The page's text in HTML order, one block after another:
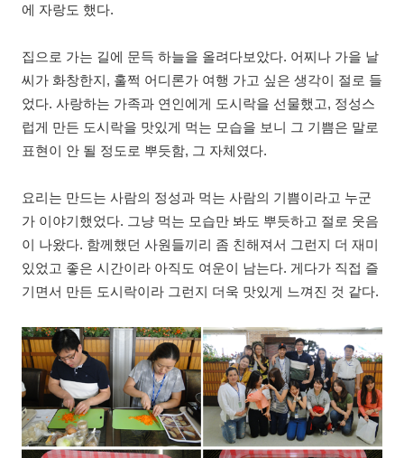
에 자랑도 했다.
집으로 가는 길에 문득 하늘을 올려다보았다. 어찌나 가을 날
씨가 화창한지 , 훌쩍 어디론가 여행 가고 싶은 생각이 절로 들
었다. 사랑하는 가족과 연인에게 도시락을 선물했고, 정성스
럽게 만든 도시락을 맛있게 먹는 모습을 보니 그 기쁨은 말로
표현이 안 될 정도로 뿌듯함, 그 자체였다.
요리는 만드는 사람의 정성과 먹는 사람의 기쁨이라고 누군
가 이야기했었다. 그냥 먹는 모습만 봐도 뿌듯하고 절로 웃음
이 나왔다. 함께했던 사원들끼리 좀 친해져서 그런지 더 재미
있었고 좋은 시간이라 아직도 여운이 남는다. 게다가 직접 즐
기면서 만든 도시락이라 그런지 더욱 맛있게 느껴진 것 같다.